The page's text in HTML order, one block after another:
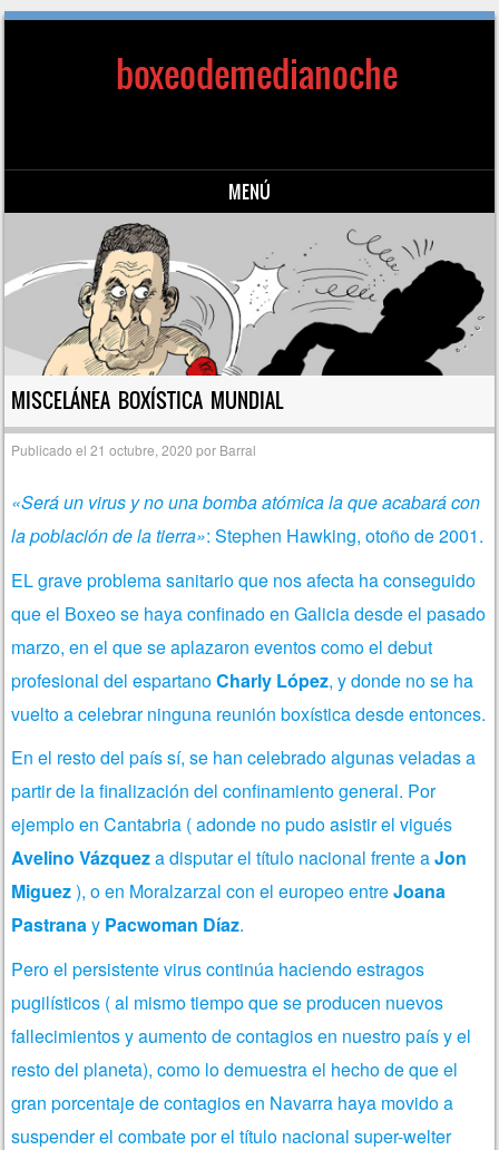
boxeodemedianoche
MENÚ
Saltar al contenido
MISCELÁNEA BOXÍSTICA MUNDIAL
Publicado el21 octubre, 2020 por Barral
«Será un virus y no una bomba atómica la que acabará con
la población de la tierra»: Stephen Hawking, otoño de 2001.
EL grave problema sanitario que nos afecta ha conseguido
que el Boxeo se haya confinado en Galicia desde el pasado
marzo, en el que se aplazaron eventos como el debut
profesional del espartanoCharly López, y donde no se ha
vuelto a celebrar ninguna reunión boxística desde entonces.
En el resto del país sí, se han celebrado algunas veladas a
partir de la finalización del confinamiento general. Por
ejemplo en Cantabria ( adonde no pudo asistir el vigués
Avelino Vázqueza disputar el título nacional frente aJon
Miguez), o en Moralzarzal con el europeo entreJoana
Pastranay Pacwoman Díaz.
Pero el persistente virus continúa haciendo estragos
pugilísticos ( al mismo tiempo que se producen nuevos
fallecimientos y aumento de contagios en nuestro país y el
resto del planeta), como lo demuestra el hecho de que el
gran porcentaje de contagios en Navarra haya movido a
suspender el combate por el título nacional super-welter